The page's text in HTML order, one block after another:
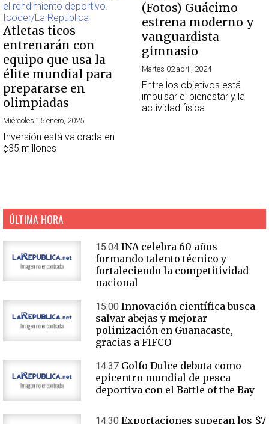
Atletas ticos
entrenarán con
equipo que usa la
élite mundial para
prepararse en
olimpiadas
Miércoles 15 enero, 2025
Inversión está valorada en
¢35 millones
(Fotos) Guácimo
estrena moderno y
vanguardista
gimnasio
Martes 02 abril, 2024
Entre los objetivos está
impulsar el bienestar y la
actividad física
ÚLTIMA HORA
15:04 INA celebra 60 años
formando talento técnico y
fortaleciendo la competitividad
nacional
15:00 Innovación científica busca
salvar abejas y mejorar
polinización en Guanacaste,
gracias a FIFCO
14:37 Golfo Dulce debuta como
epicentro mundial de pesca
deportiva con el Battle of the Bay
14:30 Exportaciones superan los $7